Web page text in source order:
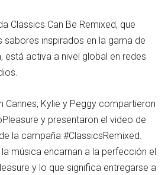
Classics Can Be Remixed, que
sabores inspirados en la gama de
está activa a nivel global en redes
Cannes, Kylie y Peggy compartieron
y presentaron el video de
la campaña #ClassicsRemixed.
música encarnan a la perfección el
y lo que significa entregarse a